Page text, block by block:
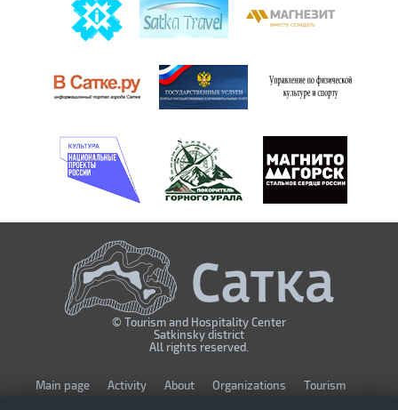
© Tourism and Hospitality Center
Satkinsky district
All rights reserved.
Мain page Activity About Organizations Tourism